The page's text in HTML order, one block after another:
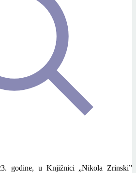
godine, u Knjižnici „Nikola Zrinski”